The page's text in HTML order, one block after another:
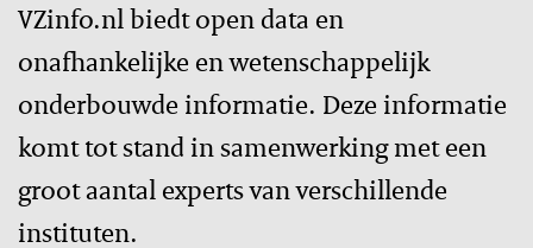
VZinfo.nl biedt open data en
onafhankelijke en wetenschappelijk
onderbouwde informatie. Deze informatie
komt tot stand in samenwerking met een
groot aantal experts van verschillende
instituten.